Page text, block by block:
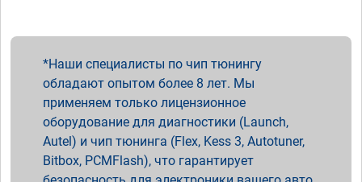
Наши специалисты по чип тюнингу
обладают опытом более 8 лет. Мы
применяем только лицензионное
оборудование для диагностики (Launch,
Autel) и чип тюнинга (Flex, Kess 3, Autotuner,
Bitbox, PCMFlash), что гарантирует